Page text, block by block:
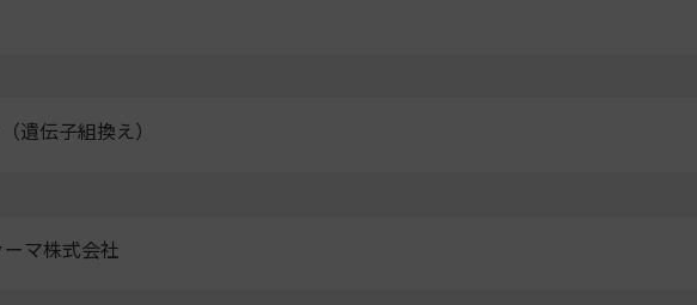
遺伝子組換え）
マ株式会社